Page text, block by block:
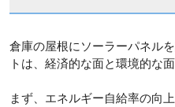
倉庫の屋根にソーラーパネル
トは、経済的な面と環境的な
まず、エネルギー自給率の向